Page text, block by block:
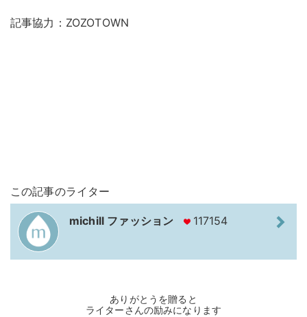
記事協力：ZOZOTOWN
この記事のライター
michill ファッション 117154
ありがとうを贈ると
ライターさんの励みになります